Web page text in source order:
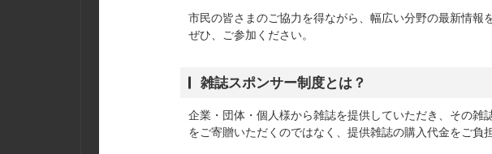
市民の皆さまのご協力を得ながら、幅広い分野の最新情
ぜひ、ご参加ください。
雑誌スポンサー制度とは？
企業・団体・個人様から雑誌を提供していただき、その
をご寄贈いただくのではなく、提供雑誌の購入代金をご負